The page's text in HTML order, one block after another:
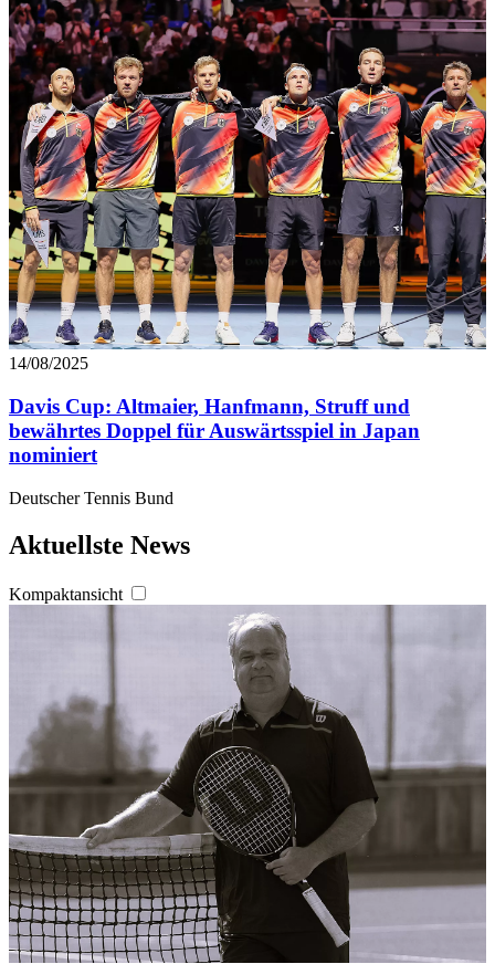
14/08/2025
Davis Cup: Altmaier, Hanfmann, Struff und
bewährtes Doppel für Auswärtsspiel in Japan
nominiert
Deutscher Tennis Bund
Aktuellste News
Kompaktansicht